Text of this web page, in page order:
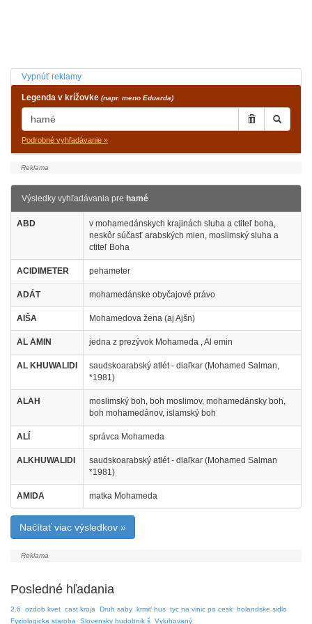
Vypnúť reklamy
Legenda v krížovke (napr. meno Eduarda)
Podrobné vyhľadávanie »
Výsledky vyhľadávania pre hamé
ABD
v mohamedánskych krajinách sluha a ctiteľ boha,
neskôr súčasť arabských mien, moslimský sluha a
ctiteľ Boha
ACIDIMETER pehameter
ADÁT mohamedánske obyčajové právo
AIŠA Mohamedova žena (aj Ajšn)
AL AMIN jedna z prezývok Mohameda , Al emin
AL KHUWALIDI
saudskoarabský atlét - diaľkar (Mohamed Salman,
*1981)
ALAH
moslimský boh, boh moslimov, mohamedánsky boh,
boh mohamedánov, islamský boh
ALÍ správca Mohameda
ALKHUWALIDI
saudskoarabský atlét - diaľkar (Mohamed Salman
*1981)
AMIDA matka Mohameda
Načítať viac výsledkov »
Posledné hľadania
2.6 ozdob kvet cast kroja Druh saby krmiť hus tyc na vinic po cesk holandske sidlo
Fyziologicka staroba
Slovensky hudobnik š Vyluhovaný